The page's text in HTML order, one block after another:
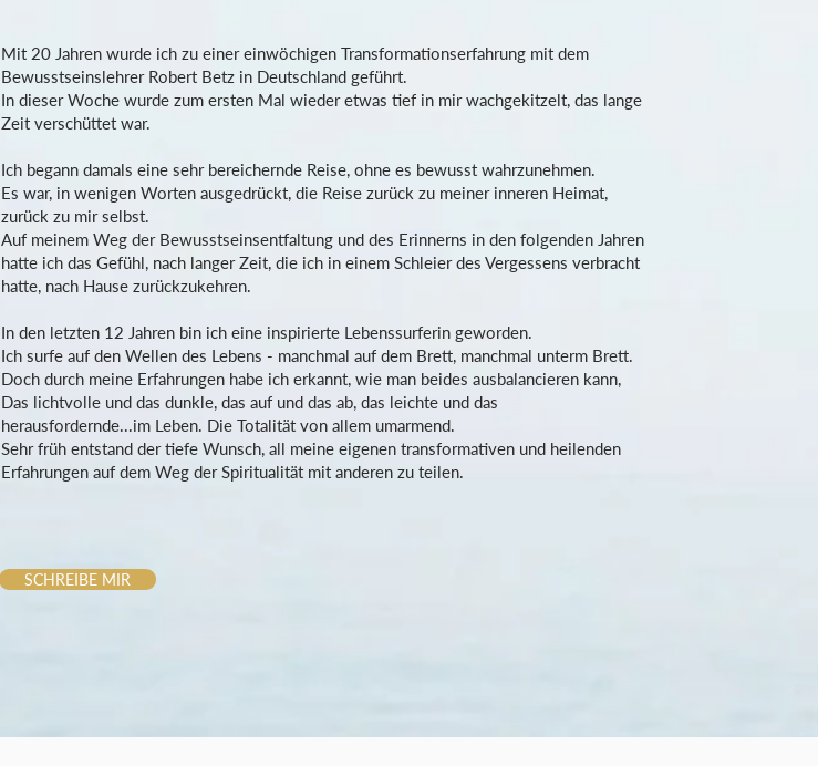
Mit 20 Jahren wurde ich zu einer einwöchigen Transformationserfahrung mit dem
Bewusstseinslehrer Robert Betz in Deutschland geführt.
In dieser Woche wurde zum ersten Mal wieder etwas tief in mir wachgekitzelt, das lange
Zeit verschüttet war.
Ich begann damals eine sehr bereichernde Reise, ohne es bewusst wahrzunehmen.
Es war, in wenigen Worten ausgedrückt, die Reise zurück zu meiner inneren Heimat,
zurück zu mir selbst.
Auf meinem Weg der Bewusstseinsentfaltung und des Erinnerns in den folgenden Jahren
hatte ich das Gefühl, nach langer Zeit, die ich in einem Schleier des Vergessens verbracht
hatte, nach Hause zurückzukehren.
In den letzten 12 Jahren bin ich eine inspirierte Lebenssurferin geworden.
Ich surfe auf den Wellen des Lebens - manchmal auf dem Brett, manchmal unterm Brett.
Doch durch meine Erfahrungen habe ich erkannt, wie man beides ausbalancieren kann,
Das lichtvolle und das dunkle, das auf und das ab, das leichte und das
herausfordernde...im Leben. Die Totalität von allem umarmend.
Sehr früh entstand der tiefe Wunsch, all meine eigenen transformativen und heilenden
Erfahrungen auf dem Weg der Spiritualität mit anderen zu teilen.
SCHREIBE MIR